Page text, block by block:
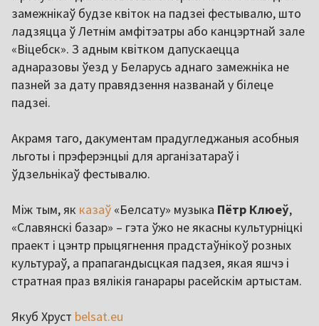
замежнікаў будзе квіток на падзеі фестывалю, што
ладзяцца ў Летнім амфітэатры або канцэртнай зале
«Віцебск». З адным квітком дапускаецца
аднаразовы ўезд у Беларусь аднаго замежніка не
пазней за дату правядзення названай у білеце
падзеі.
Акрамя таго, дакументам прадугледжаныя асобныя
льготы і прэферэнцыі для арганізатараў і
ўдзельнікаў фестывалю.
Між тым, як казаў «Белсату» музыка Пётр Клюеў,
«Славянскі базар» – гэта ўжо не якасны культурніцкі
праект і цэнтр прыцягнення прадстаўнікоў розных
культураў, а прапагандысцкая падзея, якая яшчэ і
стратная праз вялікія ганарары расейскім артыстам.
Якуб Хруст belsat.eu